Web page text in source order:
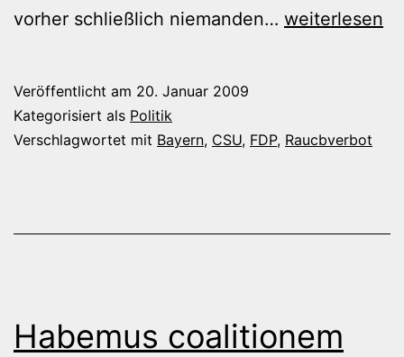
vorher schließlich niemanden… Rauchverbot
weiterlesen
Veröffentlicht am 20. Januar 2009
Kategorisiert als Politik
Verschlagwortet mit Bayern, CSU, FDP, Raucbverbot
Habemus coalitionem